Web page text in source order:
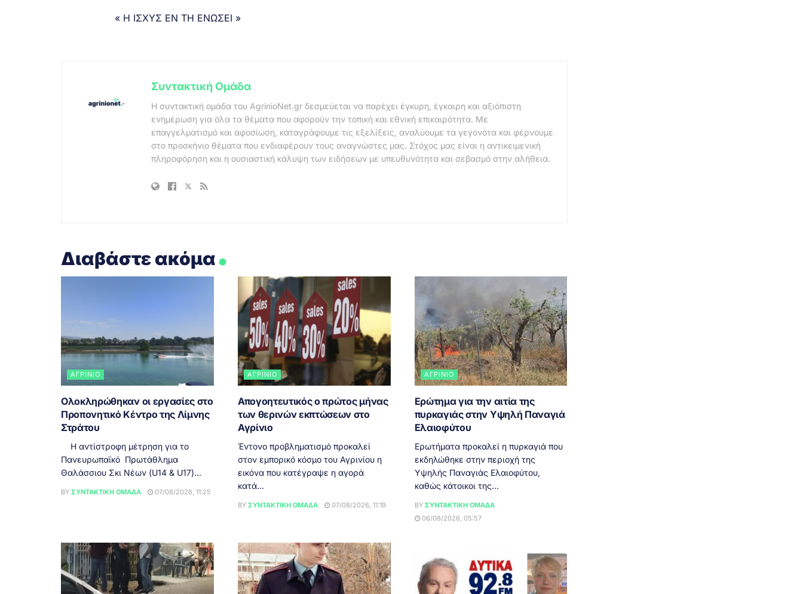
« Η ΙΣΧΥΣ ΕΝ ΤΗ ΕΝΩΣΕΙ »
Συντακτική Ομάδα
Η συντακτική ομάδα του AgrinioNet.gr δεσμεύεται να παρέχει έγκυρη, έγκαιρη και αξιόπιστη
ενημέρωση για όλα τα θέματα που αφορούν την τοπική και εθνική επικαιρότητα. Με
επαγγελματισμό και αφοσίωση, καταγράφουμε τις εξελίξεις, αναλύουμε τα γεγονότα και φέρνουμε
στο προσκήνιο θέματα που ενδιαφέρουν τους αναγνώστες μας. Στόχος μας είναι η αντικειμενική
πληροφόρηση και η ουσιαστική κάλυψη των ειδήσεων με υπευθυνότητα και σεβασμό στην αλήθεια.
Διαβάστε ακόμα.
ΑΓΡΊΝΙΟ
Ολοκληρώθηκαν οι εργασίες στο
Προπονητικό Κέντρο της Λίμνης
Στράτου
Η αντίστροφη μέτρηση για το
Πανευρωπαϊκό Πρωτάθλημα
Θαλάσσιου Σκι Νέων (U14 & U17)...
BY ΣΥΝΤΑΚΤΙΚΉ ΟΜΆΔΑ 07/08/2026, 11:25
ΑΓΡΊΝΙΟ
Απογοητευτικός ο πρώτος μήνας
των θερινών εκπτώσεων στο
Αγρίνιο
Έντονο προβληματισμό προκαλεί
στον εμπορικό κόσμο του Αγρινίου η
εικόνα που κατέγραψε η αγορά
κατά...
BY ΣΥΝΤΑΚΤΙΚΉ ΟΜΆΔΑ 07/08/2026, 11:19
ΑΓΡΊΝΙΟ
Ερώτημα για την αιτία της
πυρκαγιάς στην Υψηλή Παναγιά
Ελαιοφύτου
Ερωτήματα προκαλεί η πυρκαγιά που
εκδηλώθηκε στην περιοχή της
Υψηλής Παναγιάς Ελαιοφύτου,
καθώς κάτοικοι της...
BY ΣΥΝΤΑΚΤΙΚΉ ΟΜΆΔΑ
06/08/2026, 05:57